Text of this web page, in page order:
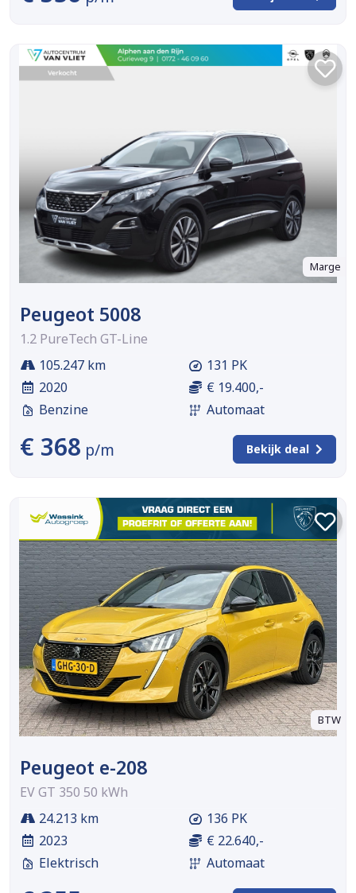
Marge
Peugeot 5008
1.2 PureTech GT-Line
105.247 km
2020
Benzine
131 PK
€ 19.400,-
Automaat
€ 368 p/m Bekijk deal
BTW
Peugeot e-208
EV GT 350 50 kWh
24.213 km
2023
Elektrisch
136 PK
€ 22.640,-
Automaat